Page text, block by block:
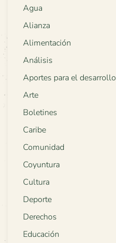
Agua
Alianza
Alimentación
Análisis
Aportes para el desarrollo
Arte
Boletines
Caribe
Comunidad
Coyuntura
Cultura
Deporte
Derechos
Educación